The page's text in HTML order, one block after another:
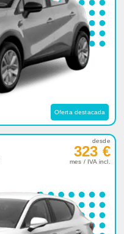
Oferta destacada
desde
323 €
mes / IVA incl.